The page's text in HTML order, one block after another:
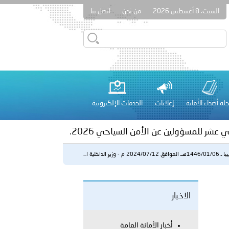
السبت، 8 أغسطس 2026 من نحن اتصل بنا
أصداء الأمانة إعلانات الخدمات الإلكترونية
الأميريين معالي النائب الأول لرئيس مجلس الوزراء
العام..
الأعيان المدنية في مدينة نـجران
عشر للمسؤولين عن الأمن السياحي 2026.
والكلية الدولية الجامعية للعلوم والصحة توقعان اتفاقية
06هــ الموافق 2024/07/12 م - وزير الداخلية ا...
الاخبار
أخبار الأمانة العامة